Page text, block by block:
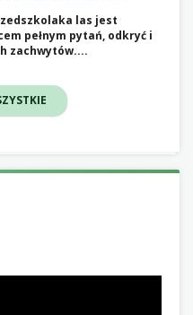
las jest
pełnym pytań, odkryć i
zachwytów....